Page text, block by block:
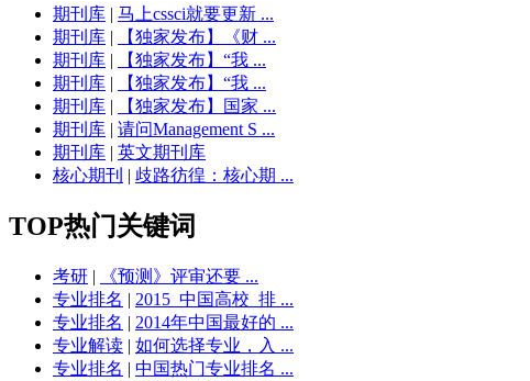
期刊库 | 马上cssci就要更新 ...
期刊库 |
【独家发布】《财 ...
期刊库 |
【独家发布】“我 ...
期刊库 |
【独家发布】“我 ...
期刊库 |
【独家发布】国家 ...
期刊库 | 请问Management S ...
期刊库 | 英文期刊库
核心期刊 | 歧路彷徨：核心期 ...
TOP热门关键词
考研 |
《预测》评审还要 ...
专业排名 | 2015_中国高校_排 ...
专业排名 | 2014年中国最好的 ...
专业解读 | 如何选择专业，入 ...
专业排名 | 中国热门专业排名 ...